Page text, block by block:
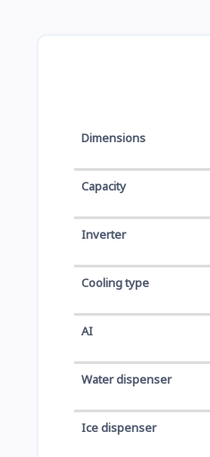
Dimensions
Capacity
Inverter
Cooling type
AI
Water dispenser
Ice dispenser